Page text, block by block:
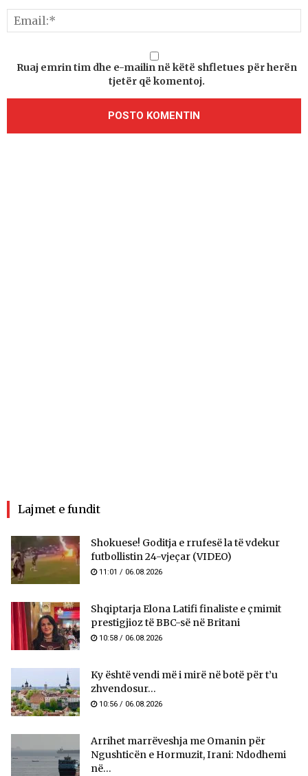
Ruaj emrin tim dhe e-mailin në këtë shfletues për herën
tjetër që komentoj.
Lajmet e fundit
Shokuese! Goditja e rrufesë la të vdekur
futbollistin 24-vjeçar (VIDEO)
11:01 / 06.08.2026
Shqiptarja Elona Latifi finaliste e çmimit
prestigjioz të BBC-së në Britani
10:58 / 06.08.2026
Ky është vendi më i mirë në botë për t’u
zhvendosur...
10:56 / 06.08.2026
Arrihet marrëveshja me Omanin për
Ngushticën e Hormuzit, Irani: Ndodhemi
në...